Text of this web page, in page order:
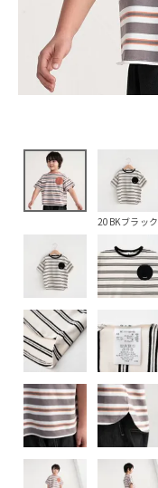
20BKブラック